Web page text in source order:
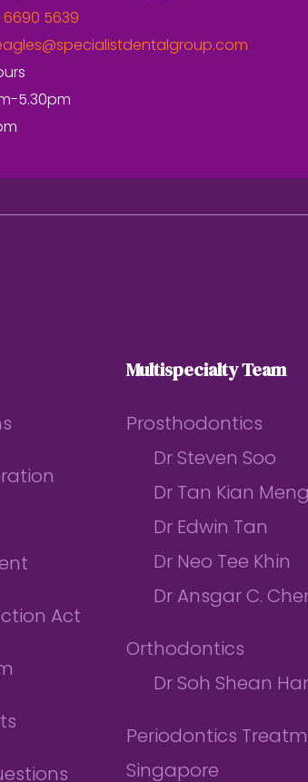
6690 5639
5.30pm
Act
Multispecialty Team
Prosthodontics
Dr Steven Soo
Dr Tan Kian Meng
Dr Edwin Tan
Dr Neo Tee Khin
Dr Ansgar C.
Orthodontics
Dr Soh Shean
Periodontics
Singapore